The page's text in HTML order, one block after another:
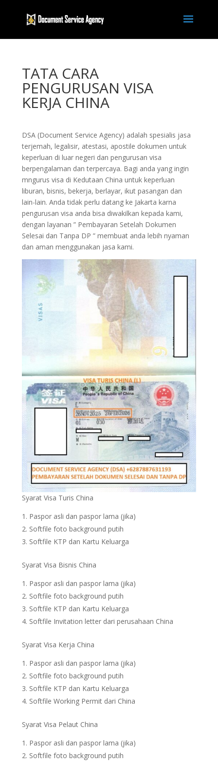
TATA CARA
PENGURUSAN VISA
KERJA CHINA
DSA (Document Service Agency) adalah spesialis jasa
terjemah, legalisir, atestasi, apostile dokumen untuk
keperluan di luar negeri dan pengurusan visa
berpengalaman dan terpercaya. Bagi anda yang ingin
mngurus visa di Kedutaan China untuk keperluan
liburan, bisnis, bekerja, berlayar, ikut pasangan dan
lain-lain. Anda tidak perlu datang ke Jakarta karna
pengurusan visa anda bisa diwakilkan kepada kami,
dengan layanan ” Pembayaran Setelah Dokumen
Selesai dan Tanpa DP ” membuat anda lebih nyaman
dan aman menggunakan jasa kami.
Syarat Visa Turis China
Paspor asli dan paspor lama (jika)
Softfile foto background putih
Softfile KTP dan Kartu Keluarga
Syarat Visa Bisnis China
Paspor asli dan paspor lama (jika)
Softfile foto background putih
Softfile KTP dan Kartu Keluarga
Softfile Invitation letter dari perusahaan China
Syarat Visa Kerja China
Paspor asli dan paspor lama (jika)
Softfile foto background putih
Softfile KTP dan Kartu Keluarga
Softfile Working Permit dari China
Syarat Visa Pelaut China
Paspor asli dan paspor lama (jika)
Softfile foto background putih